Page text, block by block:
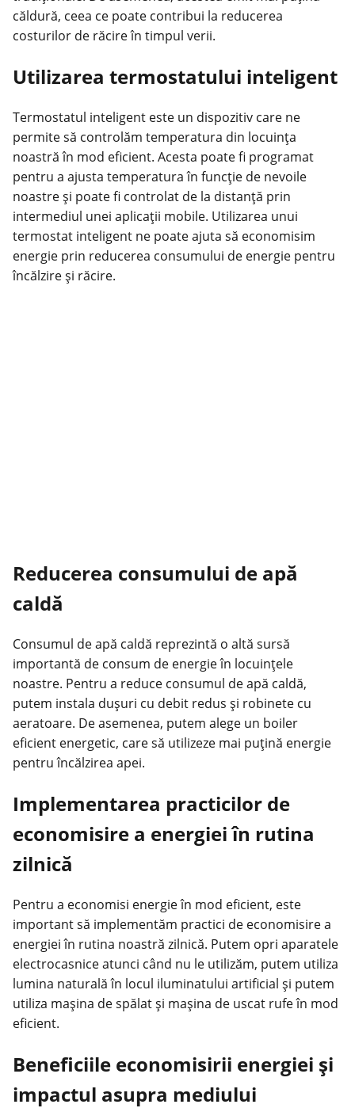
căldură, ceea ce poate contribui la reducerea
costurilor de răcire în timpul verii.
Utilizarea termostatului inteligent
Termostatul inteligent este un dispozitiv care ne
permite să controlăm temperatura din locuința
noastră în mod eficient. Acesta poate fi programat
pentru a ajusta temperatura în funcție de nevoile
noastre și poate fi controlat de la distanță prin
intermediul unei aplicații mobile. Utilizarea unui
termostat inteligent ne poate ajuta să economisim
energie prin reducerea consumului de energie pentru
încălzire și răcire.
Reducerea consumului de apă
caldă
Consumul de apă caldă reprezintă o altă sursă
importantă de consum de energie în locuințele
noastre. Pentru a reduce consumul de apă caldă,
putem instala dușuri cu debit redus și robinete cu
aeratoare. De asemenea, putem alege un boiler
eficient energetic, care să utilizeze mai puțină energie
pentru încălzirea apei.
Implementarea practicilor de
economisire a energiei în rutina
zilnică
Pentru a economisi energie în mod eficient, este
important să implementăm practici de economisire a
energiei în rutina noastră zilnică. Putem opri aparatele
electrocasnice atunci când nu le utilizăm, putem utiliza
lumina naturală în locul iluminatului artificial și putem
utiliza mașina de spălat și mașina de uscat rufe în mod
eficient.
Beneficiile economisirii energiei și
impactul asupra mediului